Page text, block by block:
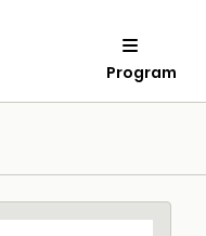
Program